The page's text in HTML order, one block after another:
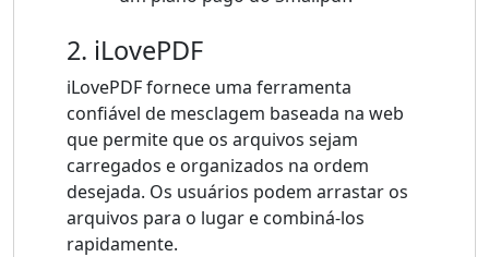
2. iLovePDF
iLovePDF fornece uma ferramenta
confiável de mesclagem baseada na web
que permite que os arquivos sejam
carregados e organizados na ordem
desejada. Os usuários podem arrastar os
arquivos para o lugar e combiná-los
rapidamente.